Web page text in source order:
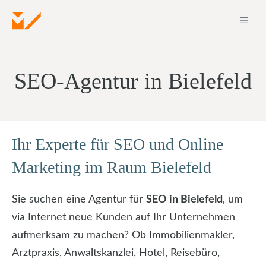
Inhalt
SEO-Agentur in Bielefeld
Ihr Experte für SEO und Online
Marketing im Raum Bielefeld
Sie suchen eine Agentur für SEO in Bielefeld, um
via Internet neue Kunden auf Ihr Unternehmen
aufmerksam zu machen? Ob Immobilienmakler,
Arztpraxis, Anwaltskanzlei, Hotel, Reisebüro,